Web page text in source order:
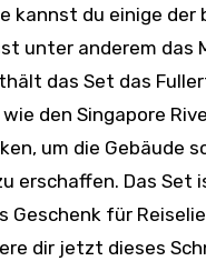
kannst du einige der
unter anderem das
das Set das
den Singapore
um die Gebäude
erschaffen. Das
Geschenk für
dir jetzt dieses